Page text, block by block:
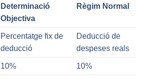
Determinació
Objectiva
Règim Normal
Percentatge fix de
deducció
Deducció de
despeses reals
10% 10%